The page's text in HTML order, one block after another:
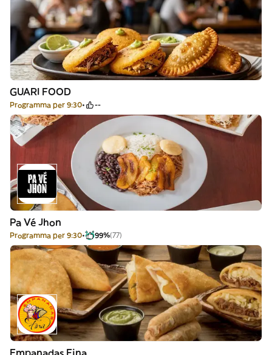
GUARI FOOD
Programma per 9:30 --
Pa Vé Jhon
Programma per 9:30 99%(77)
Empanadas Fina